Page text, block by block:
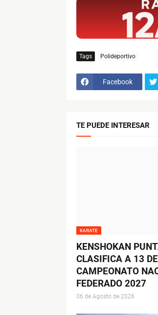
Tags Polideportivo
Facebook
TE PUEDE INTERESAR
KARATE
KENSHOKAN
CLASIFICA A 13
CAMPEONATO
FEDERADO 2027
06 de Agosto de 2026